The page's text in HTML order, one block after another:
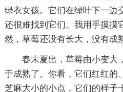
绿衣女孩。它们在绿叶下一边
还很难找到它们。我用手摸摸
然，草莓还没有长大，没有成
春末夏出，草莓由小变大
于成熟了。你看，它们红红的
芝麻大小的小点，它们的样子